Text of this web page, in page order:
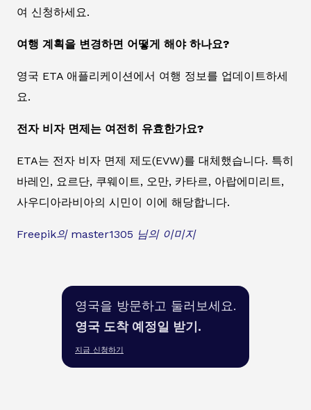
여 신청하세요.
여행 계획을 변경하면 어떻게 해야 하나요?
영국 ETA 애플리케이션에서 여행 정보를 업데이트하세
요.
전자 비자 면제는 여전히 유효한가요?
ETA는 전자 비자 면제 제도(EVW)를 대체했습니다. 특히
바레인, 요르단, 쿠웨이트, 오만, 카타르, 아랍에미리트,
사우디아라비아의 시민이 이에 해당합니다.
Freepik의 master1305 님의 이미지
영국을 방문하고 둘러보세요.
영국 도착 예정일 받기.
지금 신청하기